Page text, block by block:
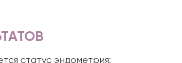
статус эндометрия: